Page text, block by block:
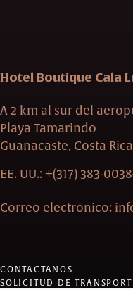
Hotel Boutique Cala
A 2 km al sur del
Playa Tamarindo
Guanacaste, Costa Rica
EE. UU.: +(317) 383-0038
Correo electrónico:
CONTÁCTANOS
SOLICITUD DE